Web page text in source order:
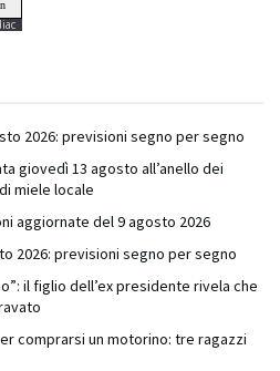
2026: previsioni segno per segno
giovedì 13 agosto all’anello dei
miele locale
aggiornate del 9 agosto 2026
2026: previsioni segno per segno
il figlio dell’ex presidente rivela che
comprarsi un motorino: tre ragazzi